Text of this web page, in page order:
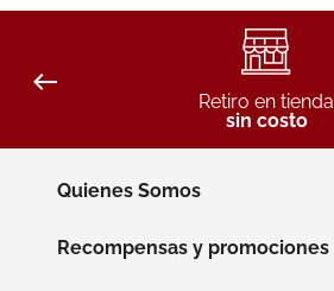
Retiro en tienda
sin costo
Quienes Somos
Recompensas y promociones